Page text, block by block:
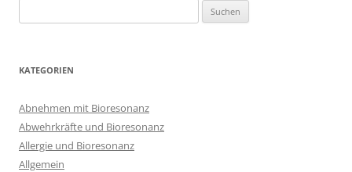
nach:
KATEGORIEN
Abnehmen mit Bioresonanz
Abwehrkräfte und Bioresonanz
Allergie und Bioresonanz
Allgemein